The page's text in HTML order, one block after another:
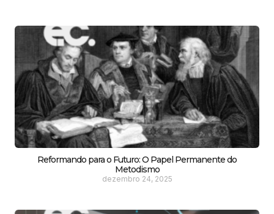
Reformando para o Futuro: O Papel Permanente do
Metodismo
dezembro 24, 2025